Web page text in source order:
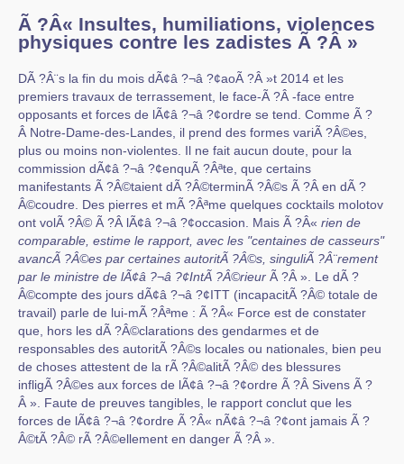
Ã ?Â« Insultes, humiliations, violences
physiques contre les zadistes Ã ?Â »
DÃ ?Â¨s la fin du mois dÃ¢â ?¬â ?¢aoÃ ?Â »t 2014 et les
premiers travaux de terrassement, le face-Ã ?Â -face entre
opposants et forces de lÃ¢â ?¬â ?¢ordre se tend. Comme Ã ?
Â Notre-Dame-des-Landes, il prend des formes variÃ ?Â©es,
plus ou moins non-violentes. Il ne fait aucun doute, pour la
commission dÃ¢â ?¬â ?¢enquÃ ?Âªte, que certains
manifestants Ã ?Â©taient dÃ ?Â©terminÃ ?Â©s Ã ?Â en dÃ ?
Â©coudre. Des pierres et mÃ ?Âªme quelques cocktails molotov
ont volÃ ?Â© Ã ?Â lÃ¢â ?¬â ?¢occasion. Mais Ã ?Â« rien de
comparable, estime le rapport, avec les "centaines de casseurs"
avancÃ ?Â©es par certaines autoritÃ ?Â©s, singuliÃ ?Â¨rement
par le ministre de lÃ¢â ?¬â ?¢IntÃ ?Â©rieur Ã ?Â ». Le dÃ ?
Â©compte des jours dÃ¢â ?¬â ?¢ITT (incapacitÃ ?Â© totale de
travail) parle de lui-mÃ ?Âªme : Ã ?Â« Force est de constater
que, hors les dÃ ?Â©clarations des gendarmes et de
responsables des autoritÃ ?Â©s locales ou nationales, bien peu
de choses attestent de la rÃ ?Â©alitÃ ?Â© des blessures
infligÃ ?Â©es aux forces de lÃ¢â ?¬â ?¢ordre Ã ?Â Sivens Ã ?
Â ». Faute de preuves tangibles, le rapport conclut que les
forces de lÃ¢â ?¬â ?¢ordre Ã ?Â« nÃ¢â ?¬â ?¢ont jamais Ã ?
Â©tÃ ?Â© rÃ ?Â©ellement en danger Ã ?Â ».